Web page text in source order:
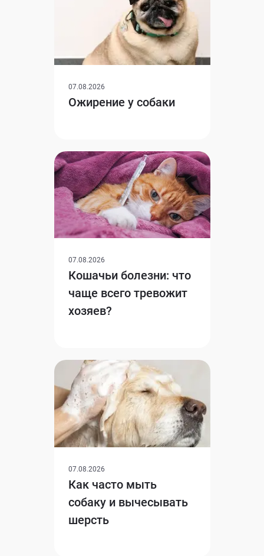
07.08.2026
Ожирение у собаки
07.08.2026
Кошачьи болезни: что
чаще всего тревожит
хозяев?
07.08.2026
Как часто мыть
собаку и вычесывать
шерсть